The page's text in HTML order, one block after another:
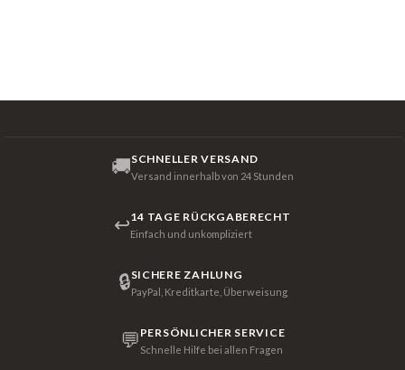
🚚SCHNELLER VERSAND
Versand innerhalb von 24 Stunden
↩14 TAGE RÜCKGABERECHT
Einfach und unkompliziert
🔒SICHERE ZAHLUNG
PayPal, Kreditkarte, Überweisung
💬 PERSÖNLICHER SERVICE
Schnelle Hilfe bei allen Fragen